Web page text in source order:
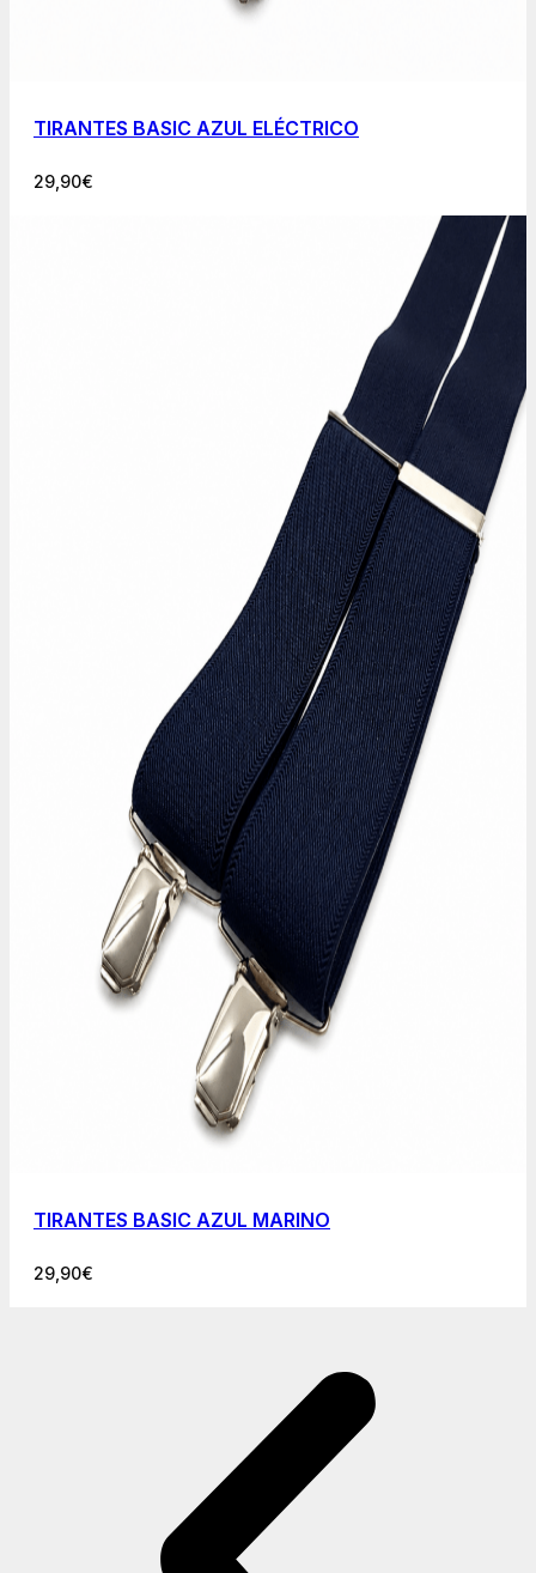
TIRANTES BASIC AZUL ELÉCTRICO
29,90€
TIRANTES BASIC AZUL MARINO
29,90€